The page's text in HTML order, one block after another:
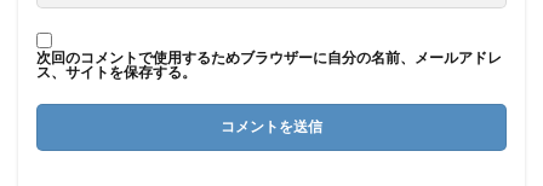
次回のコメントで使用するためブラウザーに自分の名前、メールアドレ
ス、サイトを保存する。